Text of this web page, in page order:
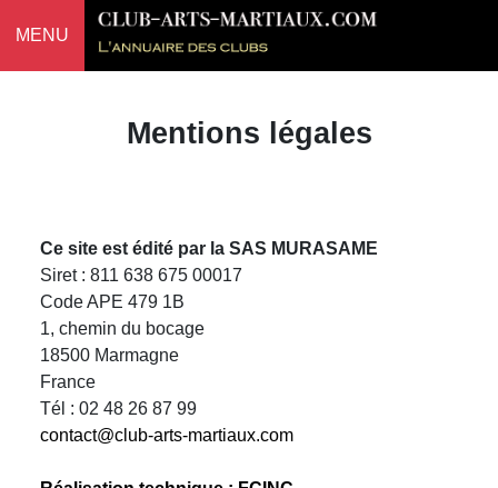
MENU
Mentions légales
Ce site est édité par la SAS MURASAME
Siret : 811 638 675 00017
Code APE 479 1B
1, chemin du bocage
18500 Marmagne
France
Tél : 02 48 26 87 99
contact@club-arts-martiaux.com